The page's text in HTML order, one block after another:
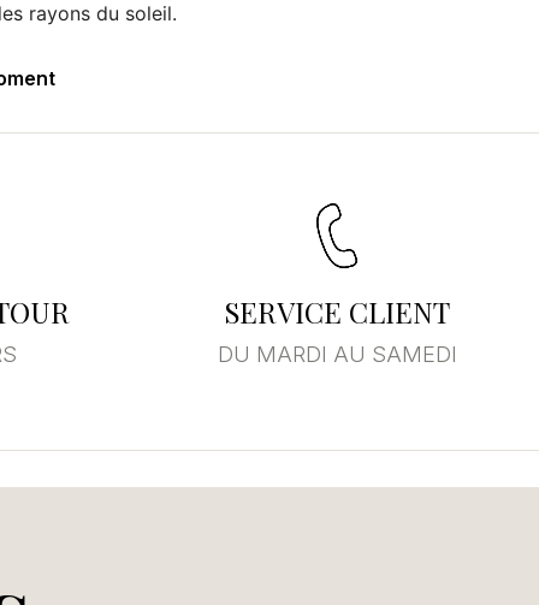
rayons du soleil.
SERVICE CLIENT
DU MARDI AU SAMEDI